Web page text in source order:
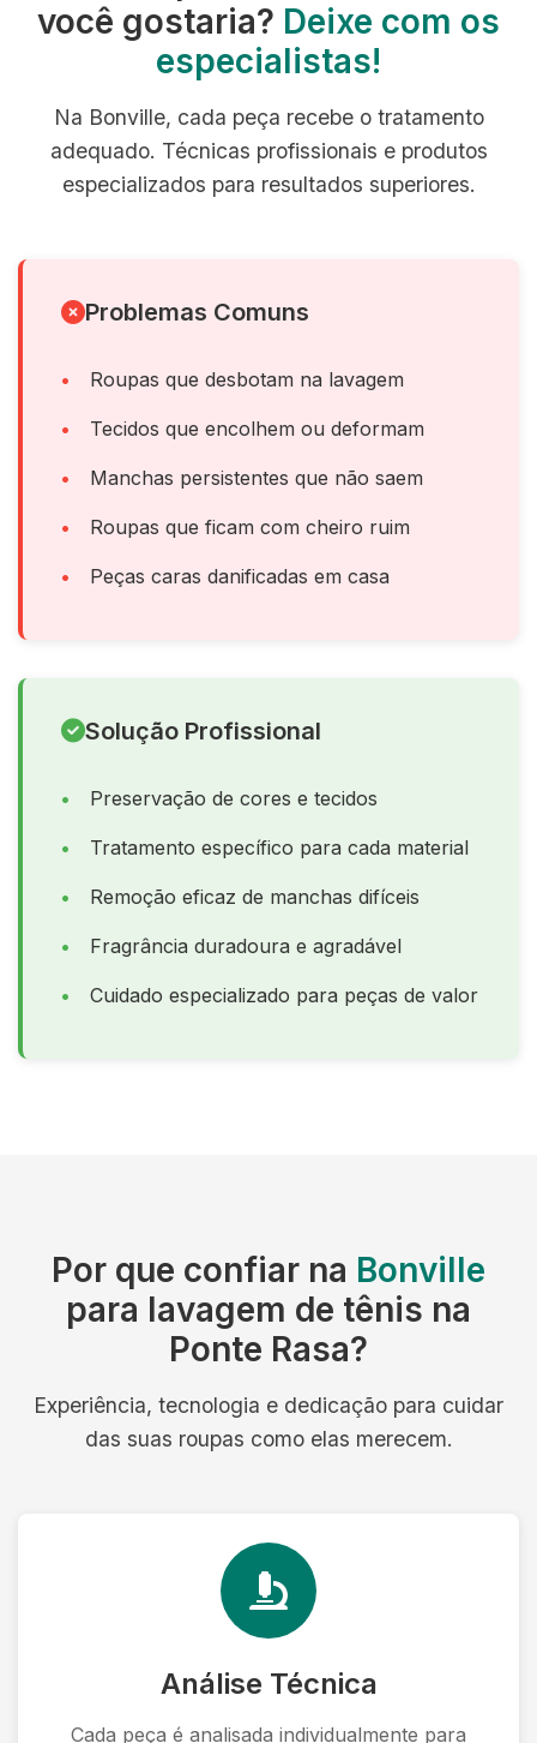
você gostaria? Deixe com os
especialistas!
Na Bonville, cada peça recebe o tratamento
adequado. Técnicas profissionais e produtos
especializados para resultados superiores.
Problemas Comuns
Roupas que desbotam na lavagem
Tecidos que encolhem ou deformam
Manchas persistentes que não saem
Roupas que ficam com cheiro ruim
Peças caras danificadas em casa
Solução Profissional
Preservação de cores e tecidos
Tratamento específico para cada material
Remoção eficaz de manchas difíceis
Fragrância duradoura e agradável
Cuidado especializado para peças de valor
Por que confiar na Bonville
para lavagem de tênis na
Ponte Rasa?
Experiência, tecnologia e dedicação para cuidar
das suas roupas como elas merecem.
Análise Técnica
Cada peça é analisada individualmente para